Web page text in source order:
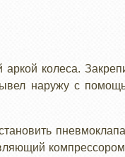
аркой колеса.
наружу с